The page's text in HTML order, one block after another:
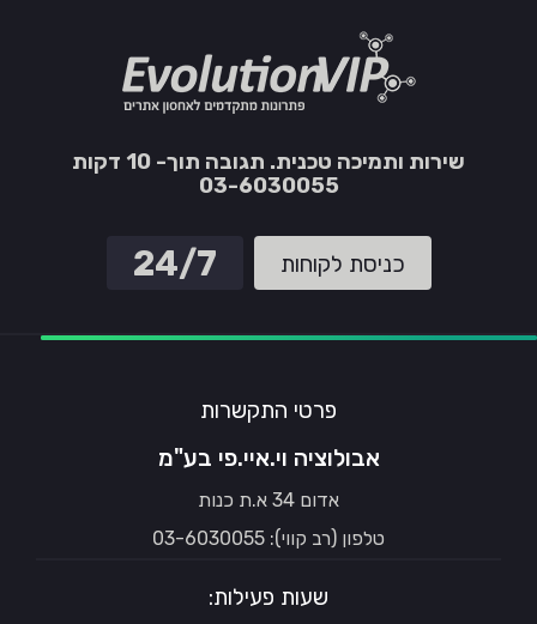
שירות ותמיכה טכנית. תגובה תוך- 10 דקות
03-6030055
כניסת לקוחות 24/7
פרטי התקשרות
אבולוציה וי.איי.פי בע"מ
אדום 34 א.ת כנות
טלפון (רב קווי): 03-6030055
שעות פעילות: